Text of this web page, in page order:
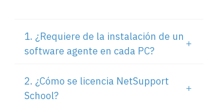
1. ¿Requiere de la instalación de un
software agente en cada PC?
2. ¿Cómo se licencia NetSupport
School?